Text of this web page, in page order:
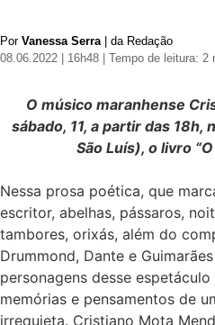
Por Vanessa Serra| da Redação
08.06.2022 | 16h48
| Tempo de leitura: 2
O músico maranhense
sábado, 11, a partir das 18h,
São Luís), o livro
Nessa prosa poética, que
escritor, abelhas, pássaros,
tambores, orixás, além do
Drummond, Dante e
personagens desse
memórias e pensamentos de
irrequieta. Cristiano Mota